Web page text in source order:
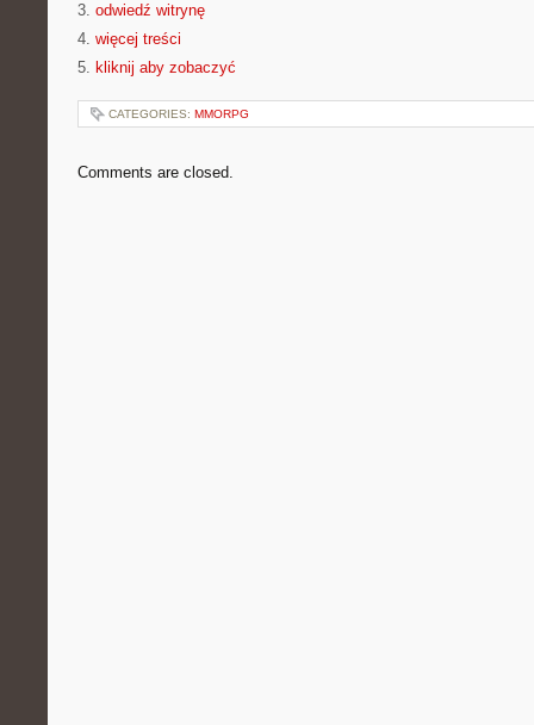
3. odwiedź witrynę
4. więcej treści
5. kliknij aby zobaczyć
CATEGORIES: MMORPG
Comments are closed.